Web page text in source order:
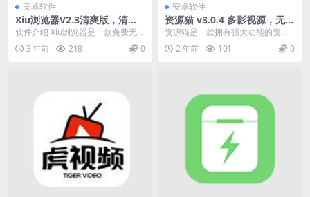
安卓软件
Xiu浏览器V2.3清爽版，清爽
无广告，带插件扩展功能
软件介绍 Xiu浏览器是一款免费无痕
的手机浏览器软件，让大家体验极
速上网下载资源...
3 年前 218 0
安卓软件
资源猫 v3.0.4 多影视源，无广
告强大功能的资源搜索软件
资源猫是一款拥有强大功能的资源
搜索APP，你想要的各类资源都可
以通过软件的搜索功...
2 年前 101 0